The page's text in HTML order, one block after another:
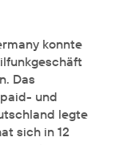
konnte
Das
und
legte
sich in 12